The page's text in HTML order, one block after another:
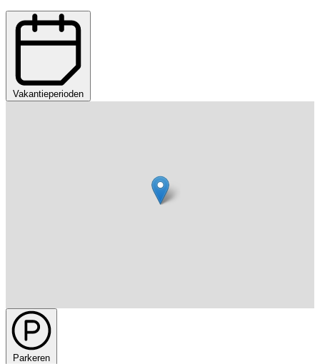
Vakantieperioden
Parkeren